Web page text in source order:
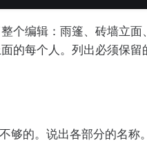
个编辑：雨篷、砖墙立面
的每个人。列出必须保留
够的。说出各部分的名称。